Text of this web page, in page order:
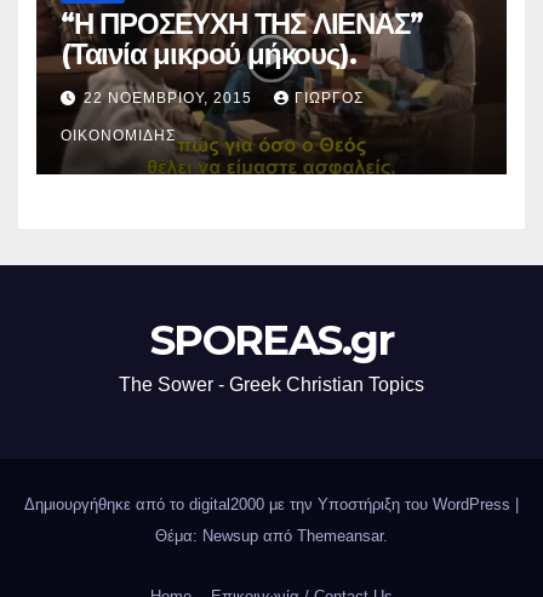
“Η ΠΡΟΣΕΥΧΗ ΤΗΣ ΛΙΕΝΑΣ”
(Ταινία μικρού μήκους).
22 ΝΟΕΜΒΡΊΟΥ, 2015 ΓΙΏΡΓΟΣ
ΟΙΚΟΝΟΜΊΔΗΣ
SPOREAS.gr
The Sower - Greek Christian Topics
Δημιουργήθηκε από το digital2000 με την Υποστήριξη του WordPress
Θέμα: Newsup από Themeansar.